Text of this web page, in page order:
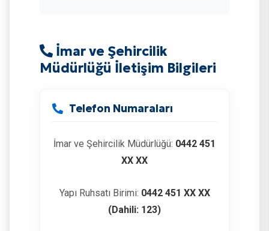
İmar ve Şehircilik
Müdürlüğü İletişim Bilgileri
Telefon Numaraları
İmar ve Şehircilik Müdürlüğü: 0442 451
XX XX
Yapı Ruhsatı Birimi: 0442 451 XX XX
(Dahili: 123)